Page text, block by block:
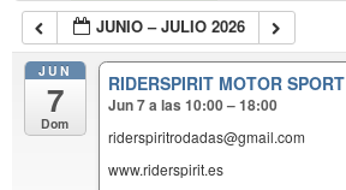
JUNIO – JULIO 2026
JUN
7
Dom
RIDERSPIRIT MOTOR SPORT
Jun 7 a las 10:00 – 18:00
riderspiritrodadas@gmail.com
www.riderspirit.es